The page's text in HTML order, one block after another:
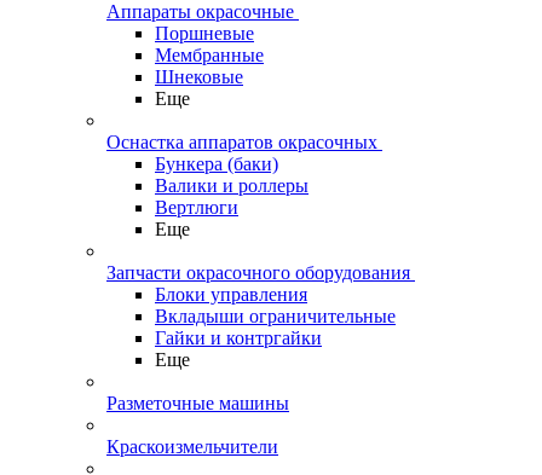
Аппараты окрасочные
Поршневые
Мембранные
Шнековые
Еще
Оснастка аппаратов окрасочных
Бункера (баки)
Валики и роллеры
Вертлюги
Еще
Запчасти окрасочного оборудования
Блоки управления
Вкладыши ограничительные
Гайки и контргайки
Еще
Разметочные машины
Краскоизмельчители